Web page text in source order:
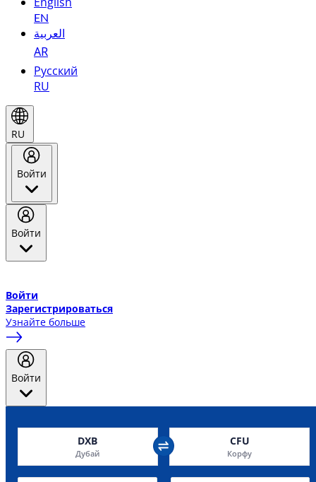
EN
العربية
AR
Русский
RU
RU
Войти
Войти
Войти
Зарегистрироваться
Узнайте больше
Войти
DXB
Дубай
CFU
Корфу